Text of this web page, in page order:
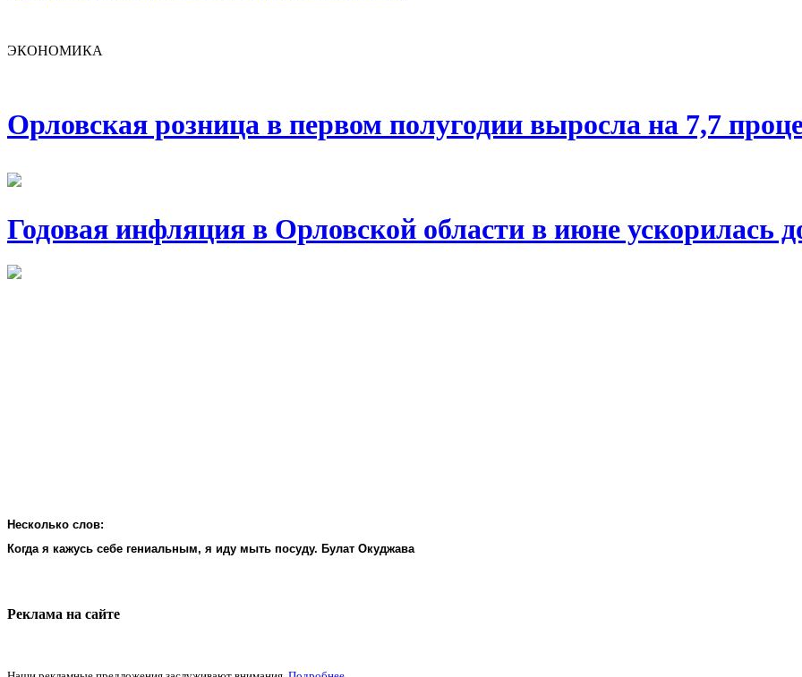
ЭКОНОМИКА
Орловская розница в первом полугодии выросла на 7,7
Годовая инфляция в Орловской области в июне ускорилась
Несколько слов:
Когда я кажусь себе гениальным, я иду мыть посуду. Булат Окуджава
Реклама на cайте